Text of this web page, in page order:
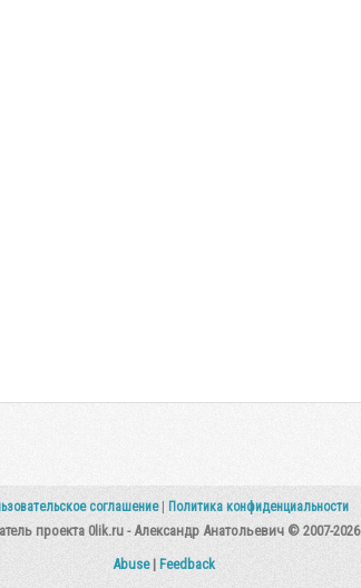
соглашение Политика конфиденциальности
проекта 0lik.ru - Александр Анатольевич © 2007-2026
Abuse| Feedback